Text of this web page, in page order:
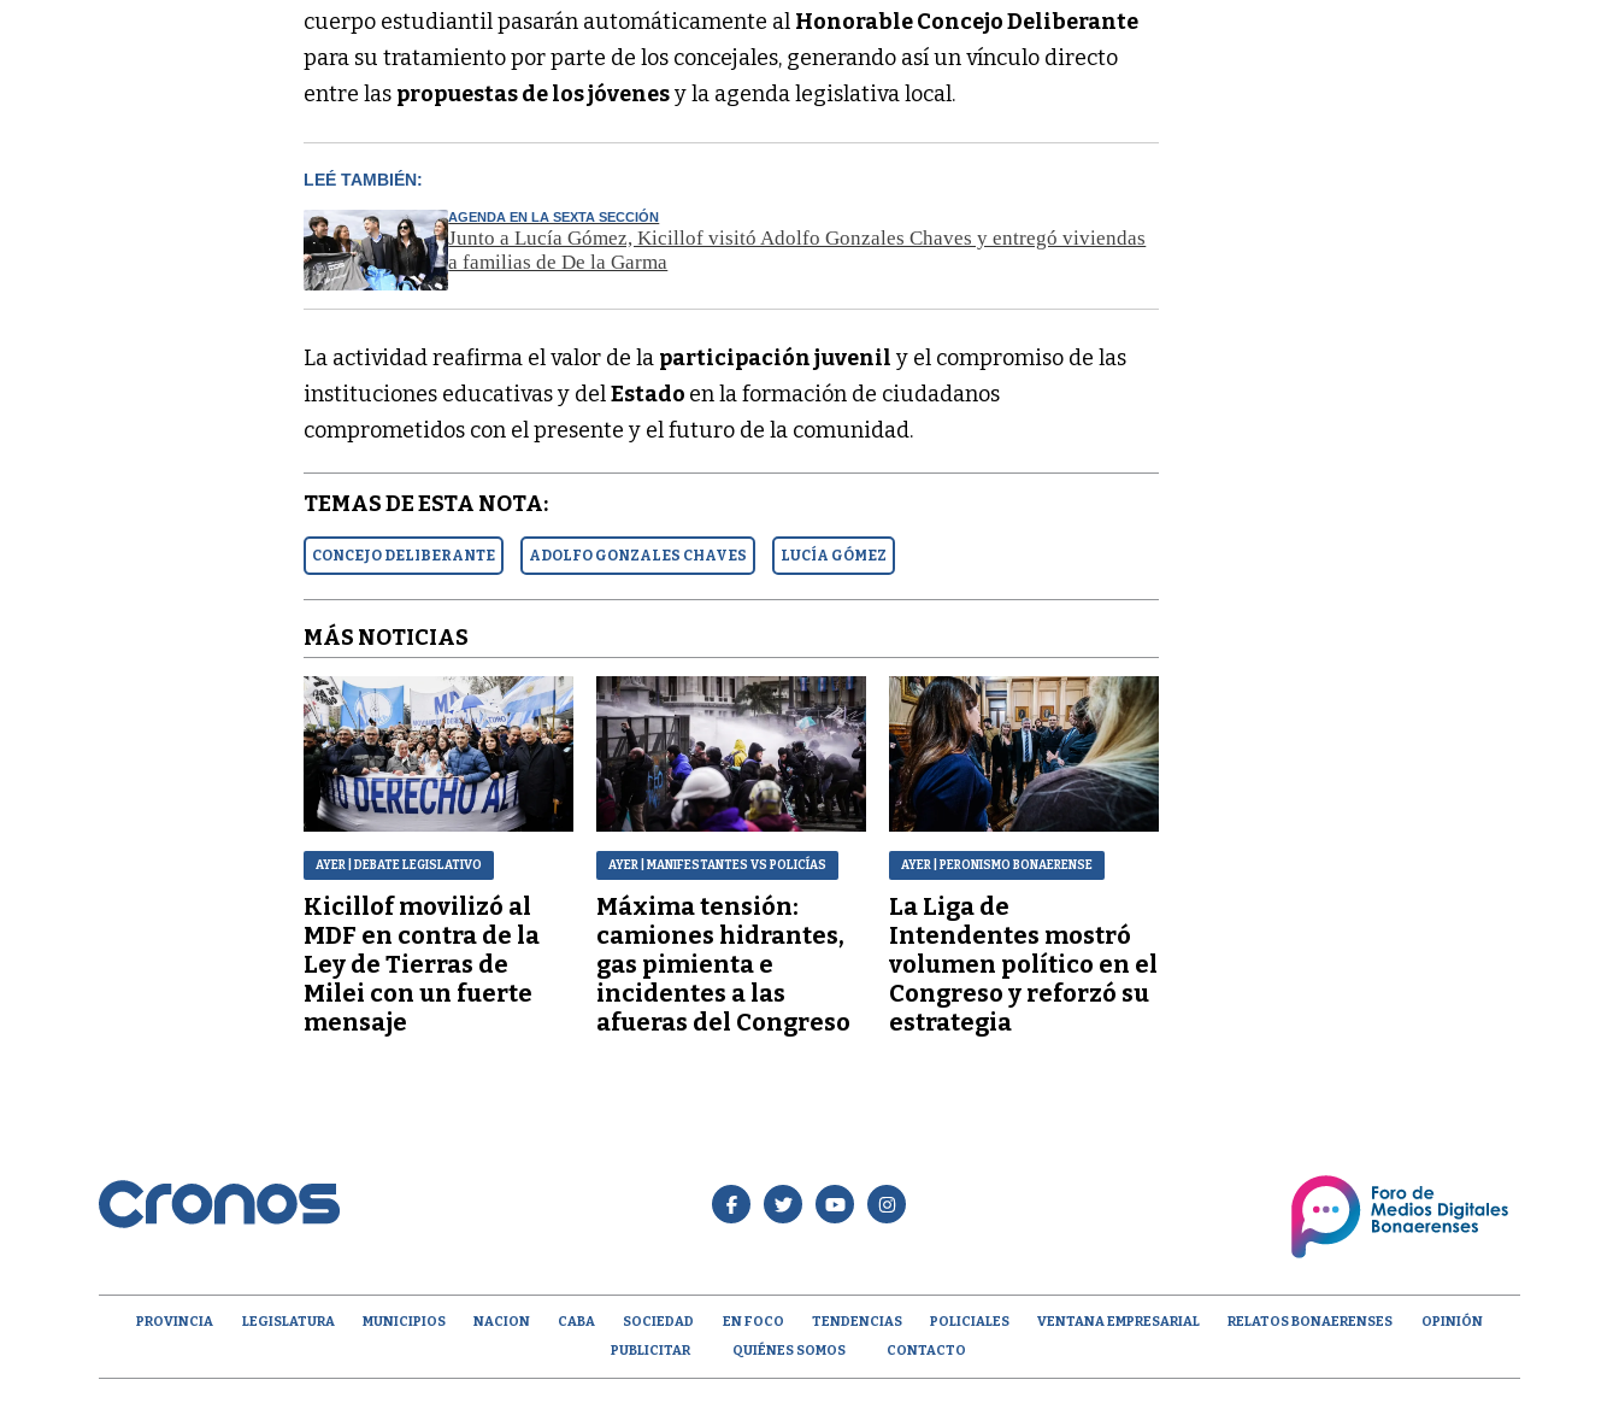
cuerpo estudiantil pasarán automáticamente al Honorable Concejo Deliberante
para su tratamiento por parte de los concejales, generando así un vínculo directo
entre las propuestas de los jóvenesy la agenda legislativa local.
LEÉ TAMBIÉN:
AGENDA EN LA SEXTA SECCIÓN
Junto a Lucía Gómez, Kicillof visitó Adolfo Gonzales Chaves y entregó viviendas
a familias de De la Garma
La actividad reafirma el valor de la participación juvenil y el compromiso de las
instituciones educativas y delEstado en la formación de ciudadanos
comprometidos con el presente y el futuro de la comunidad.
TEMAS DE ESTA NOTA:
CONCEJO DELIBERANTE ADOLFO GONZALES CHAVES LUCÍA GÓMEZ
MÁS NOTICIAS
AYER | DEBATE LEGISLATIVO
Kicillof movilizó al
MDF en contra de la
Ley de Tierras de
Milei con un fuerte
mensaje
AYER | MANIFESTANTES VS POLICÍAS
Máxima tensión:
camiones hidrantes,
gas pimienta e
incidentes a las
afueras del Congreso
AYER | PERONISMO BONAERENSE
La Liga de
Intendentes mostró
volumen político en el
Congreso y reforzó su
estrategia
PROVINCIA LEGISLATURA MUNICIPIOS NACION CABA SOCIEDAD EN FOCO TENDENCIAS POLICIALES VENTANA EMPRESARIAL RELATOS BONAERENSES
OPINIÓN
PUBLICITAR
QUIÉNES SOMOS CONTACTO